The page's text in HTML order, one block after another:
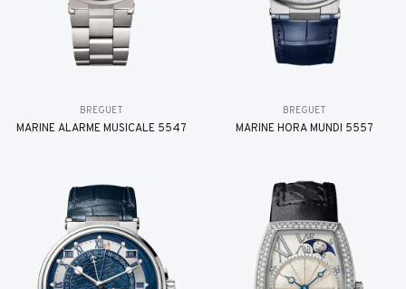
BREGUET
MARINE ALARME MUSICALE 5547
BREGUET
MARINE HORA MUNDI 5557